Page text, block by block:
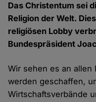
Das Christentum sei
Religion der Welt.
religiösen Lobby
Bundespräsident
Wir sehen es an allen
werden geschaffen,
Wirtschaftsverbände